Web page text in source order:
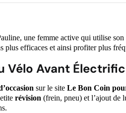
une femme active qui utilise
plus efficaces et ainsi profiter plus
Vélo Avant
sur le site Le Bon Coin
révision (frein, pneu) et l’ajout de